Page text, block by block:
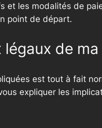
et les modalités de
point de départ.
de
est tout à fait
expliquer les